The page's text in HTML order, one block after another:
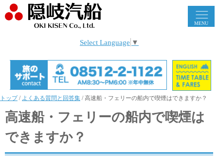
MENU
Select Language ▼
トップ/ よくある質問と回答集 /高速船・フェリーの船内で喫煙はできますか？
高速船・フェリーの船内で喫煙は
できますか？